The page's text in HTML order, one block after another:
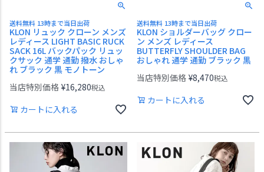
送料無料 13時まで当日出荷
KLON リュック クローン メンズ
レディース LIGHT BASIC RUCK
SACK 16L バックパック リュッ
クサック 通学 通勤 撥水 おしゃ
れ ブラック 黒 モノトーン
当店特別価格 ¥16,280税込
カートに入れる
送料無料 13時まで当日出荷
KLON ショルダーバッグ クロー
ン メンズ レディース
BUTTERFLY SHOULDER BAG
おしゃれ 通学 通勤 ブラック 黒
当店特別価格 ¥8,470税込
カートに入れる